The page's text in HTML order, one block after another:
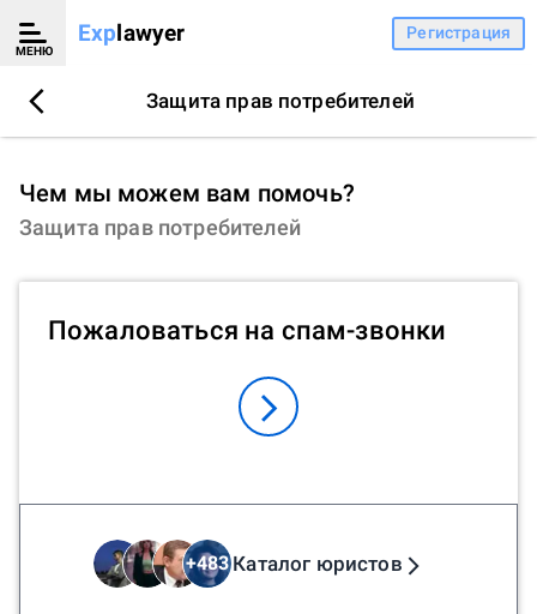
МЕНЮ
Explawyer Регистрация
Защита прав потребителей
Чем мы можем вам помочь?
Защита прав потребителей
Пожаловаться на спам-звонки
+483Каталог юристов